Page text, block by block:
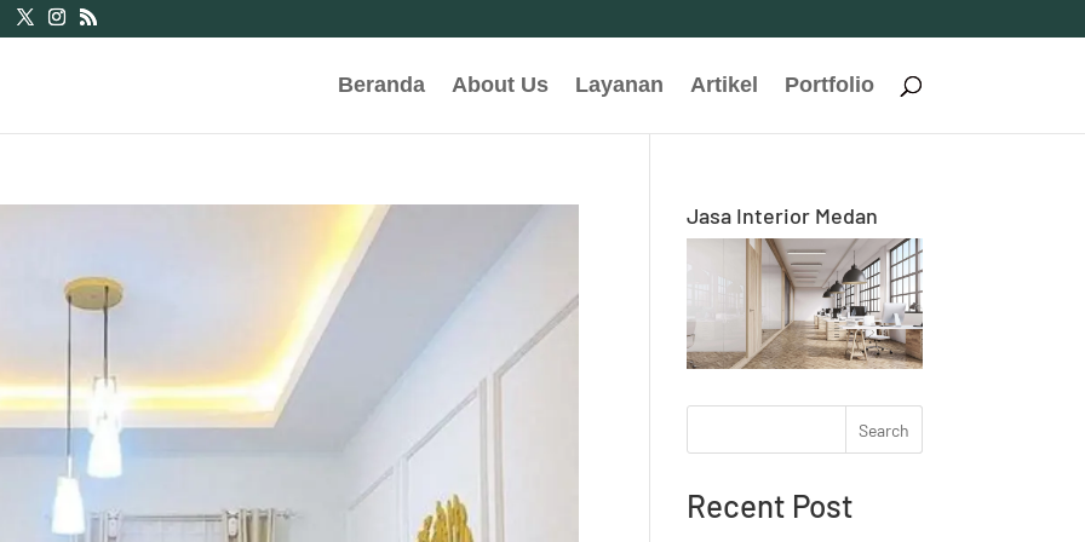
Beranda About Us Layanan Artikel Portfolio
Jasa Interior Medan
Search
Recent Post